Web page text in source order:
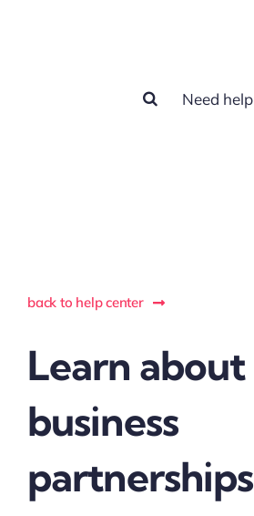
naar:
back to help center
Learn about
business
partnerships